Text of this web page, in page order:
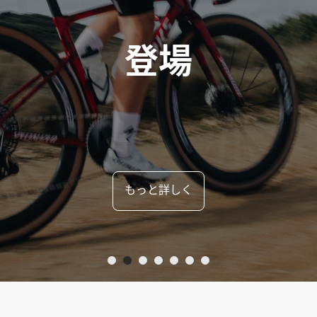
延長&フレームセ
もっと詳しく